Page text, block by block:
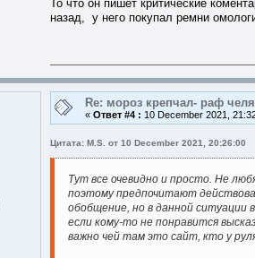
То что он пишет критические
назад, у него покупал ремни
Re: мороз крепчал- раф
« Ответ #4 : 10 December 2021,
Цитата: M.S. от 10 December 2021, 20:26:00
Тут все очевидно и просто. Не
поэтому предпочитают
обобщение, но в данной ситуации
если кому-то не понравится
важно чей там это сайт, кто у